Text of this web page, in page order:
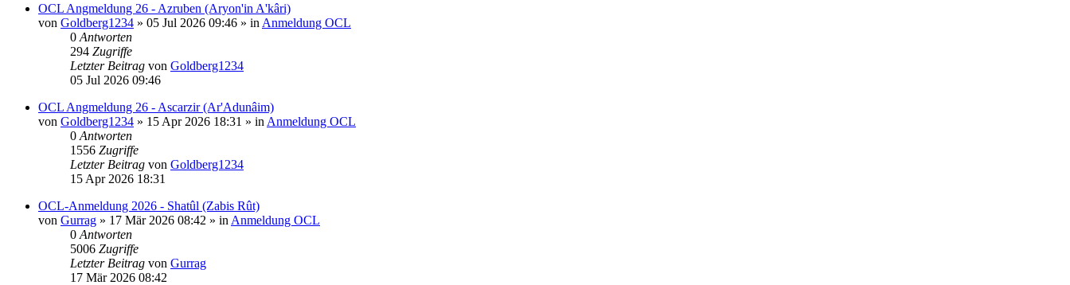
OCL Angmeldung 26 - Azruben (Aryon'in A'kâri)
von Goldberg1234 » 05 Jul 2026 09:46 » in Anmeldung OCL
0 Antworten
294 Zugriffe
Letzter Beitrag von Goldberg1234
05 Jul 2026 09:46
OCL Angmeldung 26 - Ascarzir (Ar'Adunâim)
von Goldberg1234 » 15 Apr 2026 18:31 » in Anmeldung OCL
0 Antworten
1556 Zugriffe
Letzter Beitrag von Goldberg1234
15 Apr 2026 18:31
OCL-Anmeldung 2026 - Shatûl (Zabis Rût)
von Gurrag » 17 Mär 2026 08:42 » in Anmeldung OCL
0 Antworten
5006 Zugriffe
Letzter Beitrag von Gurrag
17 Mär 2026 08:42